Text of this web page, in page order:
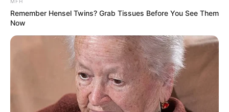
Remember Hensel Twins? Grab Tissues Before You See Them
Now